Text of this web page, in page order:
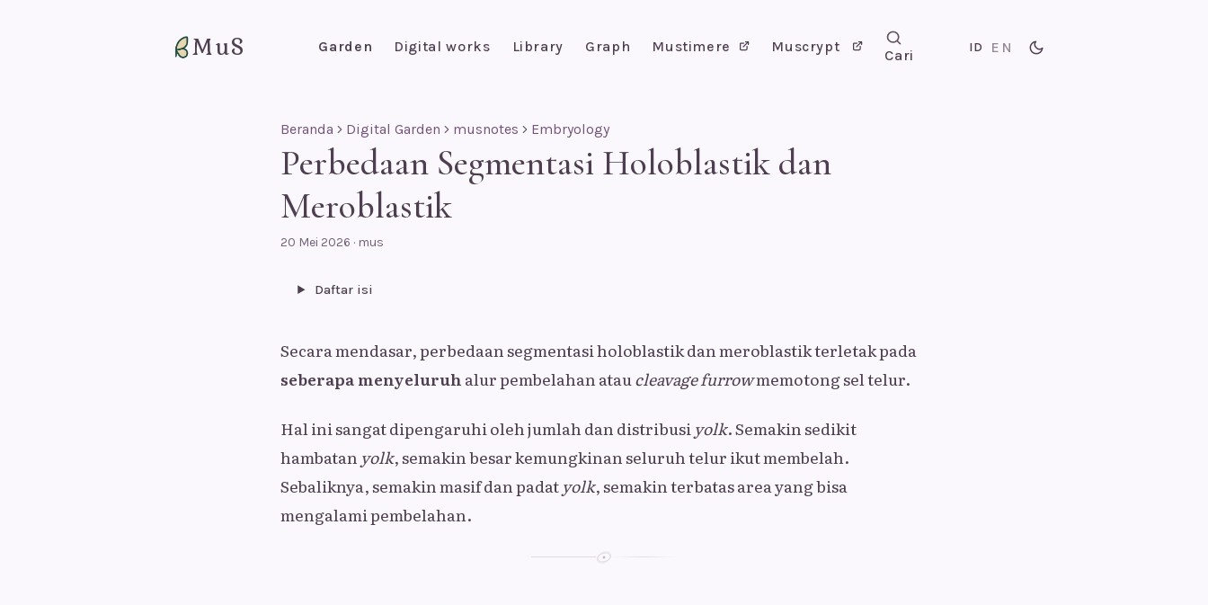
MuS Garden Digital works Library Graph Mustimere Muscrypt
Cari
ID EN
Beranda Digital Garden musnotes Embryology
Perbedaan Segmentasi Holoblastik dan
Meroblastik
20 Mei 2026 · mus
Daftar isi
Secara mendasar, perbedaan segmentasi holoblastik dan meroblastik terletak pada
seberapa menyeluruh alur pembelahan atau cleavage furrowmemotong sel telur.
Hal ini sangat dipengaruhi oleh jumlah dan distribusi yolk. Semakin sedikit
hambatan yolk, semakin besar kemungkinan seluruh telur ikut membelah.
Sebaliknya, semakin masif dan padatyolk, semakin terbatas area yang bisa
mengalami pembelahan.